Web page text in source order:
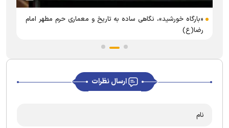
«بارگاه خورشید»، نگاهی ساده به تاریخ و معماری حرم مطهر امام
رضا(ع)
ارسال نظرات